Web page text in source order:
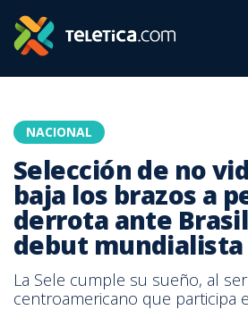
NACIONAL
Selección de no
baja los brazos a
derrota ante
debut mundialista
La Sele cumple su sueño, al
centroamericano que participa